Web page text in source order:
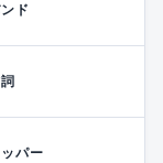
ド
パー